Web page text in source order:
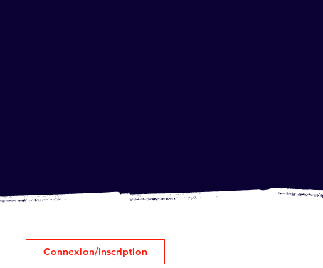
Connexion/Inscription